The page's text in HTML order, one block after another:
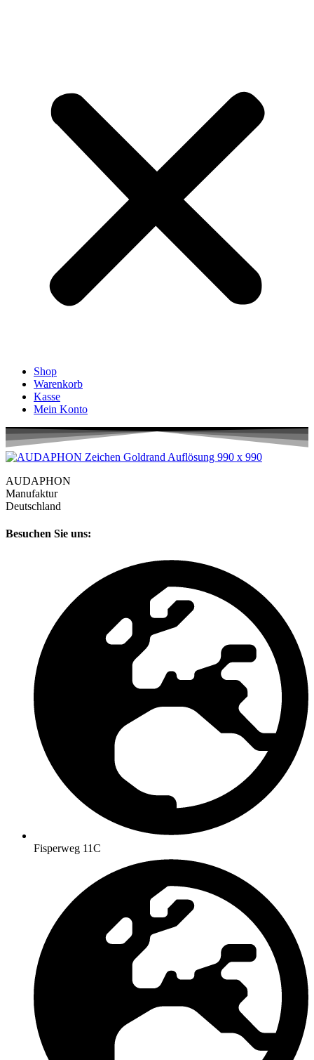
Shop
Warenkorb
Kasse
Mein Konto
AUDAPHON
Manufaktur
Deutschland
Besuchen Sie uns:
Fisperweg 11C